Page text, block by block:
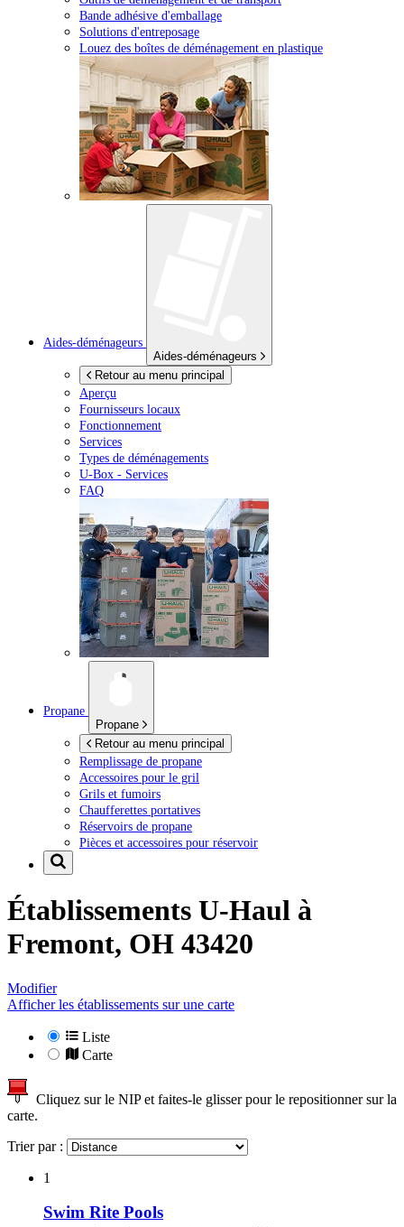
Bande adhésive d'emballage
Solutions d'entreposage
Louez des boîtes de déménagement en plastique
Aides-déménageurs
Aides-déménageurs
Retour au menu principal
Aperçu
Fournisseurs locaux
Fonctionnement
Services
Types de déménagements
U-Box - Services
FAQ
Propane
Propane
Retour au menu principal
Remplissage de propane
Accessoires pour le gril
Grils et fumoirs
Chaufferettes portatives
Réservoirs de propane
Pièces et accessoires pour réservoir
Établissements U-Haul à
Fremont, OH 43420
Modifier
Afficher les établissements sur une carte
Liste
Carte
Cliquez sur le NIP et faites-le glisser pour le repositionner sur la
carte.
Trier par :
1
Swim Rite Pools